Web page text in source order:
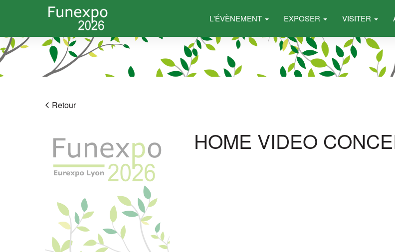
L'ÉVÈNEMENT EXPOSER VISITER
Retour
HOME VIDEO